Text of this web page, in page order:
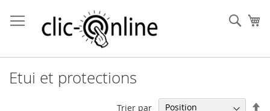
au
contenu
Etui et protections
Trier par